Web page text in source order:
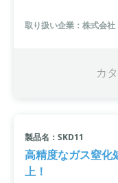
取り扱い企業：株式会
カ
製品名：SKD11
高精度なガス窒化
上！